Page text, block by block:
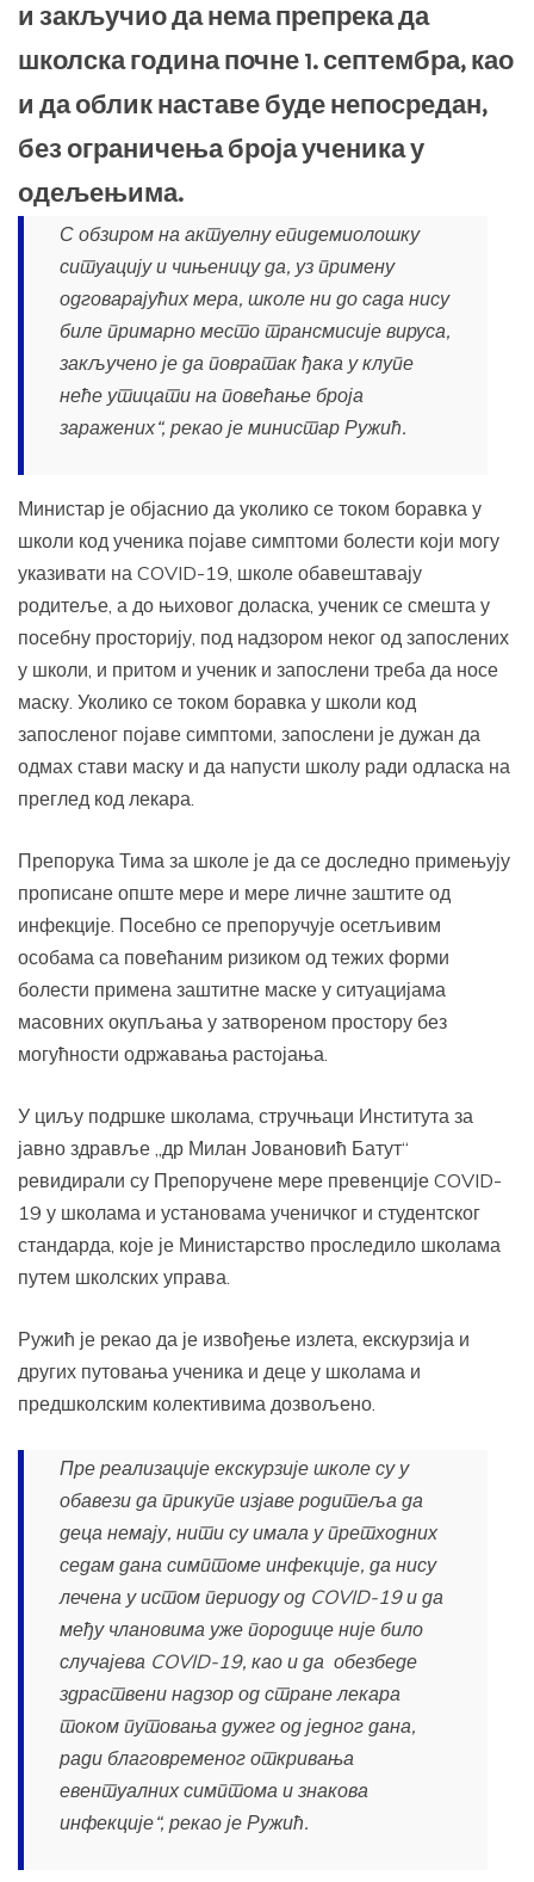
и закључио да нема препрека да
школска година почне 1. септембра, као
и да облик наставе буде непосредан,
без ограничења броја ученика у
одељењима.
С обзиром на актуелну епидемиолошку
ситуацију и чињеницу да, уз примену
одговарајућих мера, школе ни до сада нису
биле примарно место трансмисије вируса,
закључено је да повратак ђака у клупе
неће утицати на повећање броја
заражених“, рекао је министар Ружић.
Министар је објаснио да уколико се током боравка у
школи код ученика појаве симптоми болести који могу
указивати на COVID-19, школе обавештавају
родитеље, а до њиховог доласка, ученик се смешта у
посебну просторију, под надзором неког од запослених
у школи, и притом и ученик и запослени треба да носе
маску. Уколико се током боравка у школи код
запосленог појаве симптоми, запослени је дужан да
одмах стави маску и да напусти школу ради одласка на
преглед код лекара.
Препорука Тима за школе је да се доследно примењују
прописане опште мере и мере личне заштите од
инфекције. Посебно се препоручује осетљивим
особама са повећаним ризиком од тежих форми
болести примена заштитне маске у ситуацијама
масовних окупљања у затвореном простору без
могућности одржавања растојања.
У циљу подршке школама, стручњаци Института за
јавно здравље „др Милан Јовановић Батут“
ревидирали су Препоручене мере превенције COVID-
19 у школама и установама ученичког и студентског
стандарда, које је Министарство проследило школама
путем школских управа.
Ружић је рекао да је извођење излета, екскурзија и
других путовања ученика и деце у школама и
предшколским колективима дозвољено.
Пре реализације екскурзије школе су у
обавези да прикупе изјаве родитеља да
деца немају, нити су имала у претходних
седам дана симптоме инфекције, да нису
лечена у истом периоду од COVID-19 и да
међу члановима уже породице није било
случајева COVID-19, као и да обезбеде
здраствени надзор од стране лекара
током путовања дужег од једног дана,
ради благовременог откривања
евентуалних симптома и знакова
инфекције“, рекао је Ружић.